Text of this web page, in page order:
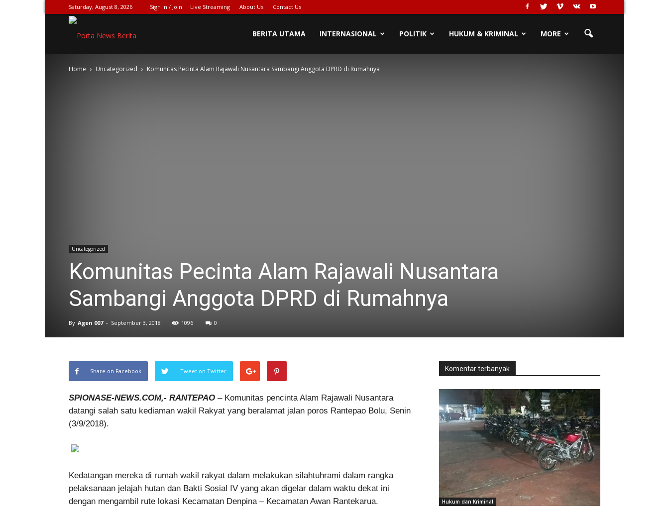
Saturday, August 8, 2026 Sign in / Join Live Streaming About Us Contact Us
NEWS[DOT]COM
BERITA UTAMA INTERNASIONAL POLITIK HUKUM & KRIMINAL MORE
Home Uncategorized Komunitas Pecinta Alam Rajawali Nusantara Sambangi Anggota DPRD di Rumahnya
Uncategorized
Komunitas Pecinta Alam Rajawali Nusantara
Sambangi Anggota DPRD di Rumahnya
By Agen 007 - September 3, 2018 1096 0
Share on Facebook Tweet on Twitter
SPIONASE-NEWS.COM,- RANTEPAO – Komunitas pencinta Alam Rajawali Nusantara
datangi salah satu kediaman wakil Rakyat yang beralamat jalan poros Rantepao Bolu, Senin
(3/9/2018).
Kedatangan mereka di rumah wakil rakyat dalam melakukan silahtuhrami dalam rangka
pelaksanaan jelajah hutan dan Bakti Sosial IV yang akan digelar dalam waktu dekat ini
dengan mengambil rute lokasi Kecamatan Denpina – Kecamatan Awan Rantekarua.
Komentar terbanyak
Hukum dan Kriminal